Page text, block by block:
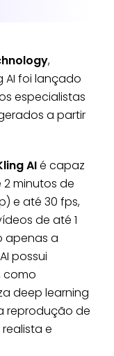
,
AI foi lançado
especialistas
a partir
AIé capaz
minutos de
e até 30 fps,
de até 1
apenas a
possui
como
deep learning
reprodução de
e